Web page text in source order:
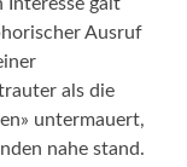
Interesse galt
Ausruf
als die
untermauert,
nahe stand.